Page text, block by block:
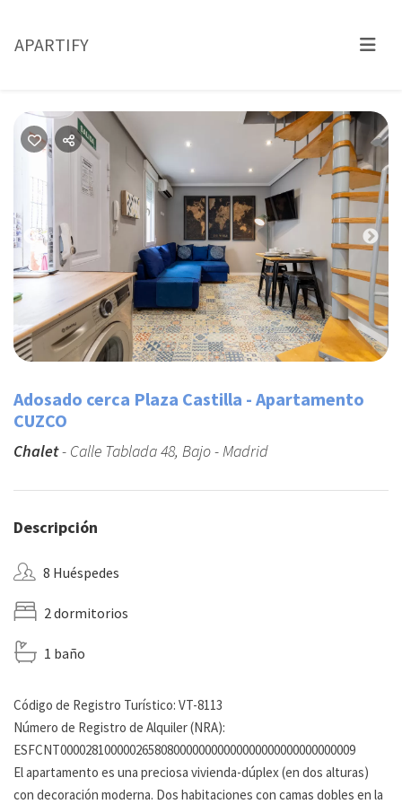
APARTIFY
Previous
Adosado cerca Plaza Castilla - Apartamento
CUZCO
Chalet- Calle Tablada 48, Bajo - Madrid
Descripción
8 Huéspedes
2 dormitorios
1 baño
Código de Registro Turístico: VT-8113
Número de Registro de Alquiler (NRA):
ESFCNT00002810000026580800000000000000000000000000009
El apartamento es una preciosa vivienda-dúplex (en dos alturas)
con decoración moderna. Dos habitaciones con camas dobles en la